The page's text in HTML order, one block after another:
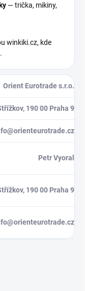
— trička, mikiny,
winkiki.cz, kde
.
Orient Eurotrade s.r.o.
190 00 Praha 9
Petr Vyoral
190 00 Praha 9